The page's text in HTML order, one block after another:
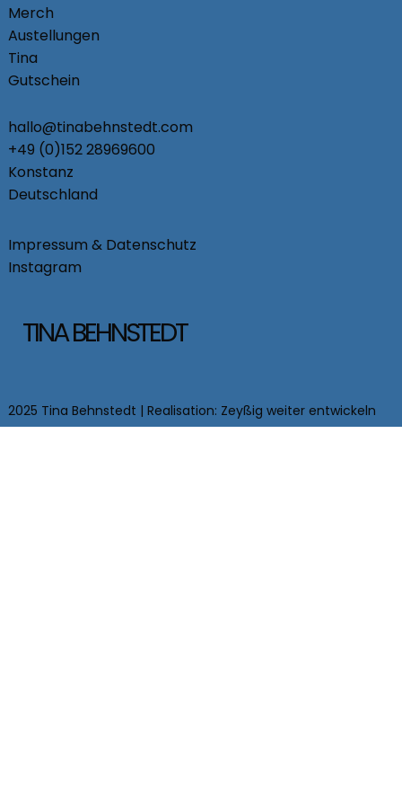
TINA BEHNSTEDT
Merch
Austellungen
Tina
Gutschein
hallo@tinabehnstedt.com
+49 (0)152 28969600
Konstanz
Deutschland
Impressum & Datenschutz
Instagram
2025 Tina Behnstedt | Realisation: Zeyßig weiter entwickeln